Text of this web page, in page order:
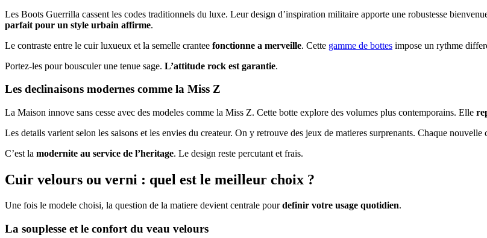
Les Boots Guerrilla cassent les codes traditionnels du luxe. Leur design d’inspiration militaire apporte une robustesse
parfait pour un style urbain affirme.
Le contraste entre le cuir luxueux et la semelle crantee fonctionne a merveille. Cette gamme de bottes impose un rythme
Portez-les pour bousculer une tenue sage. L’attitude rock est garantie.
Les declinaisons modernes comme la Miss Z
La Maison innove sans cesse avec des modeles comme la Miss Z. Cette botte explore des volumes plus contemporains. Elle
Les details varient selon les saisons et les envies du createur. On y retrouve des jeux de matieres surprenants. Chaque
C’est la modernite au service de l’heritage. Le design reste percutant et frais.
Cuir velours ou verni : quel est le meilleur choix ?
Une fois le modele choisi, la question de la matiere devient centrale pourdefinir votre usage quotidien.
La souplesse et le confort du veau velours